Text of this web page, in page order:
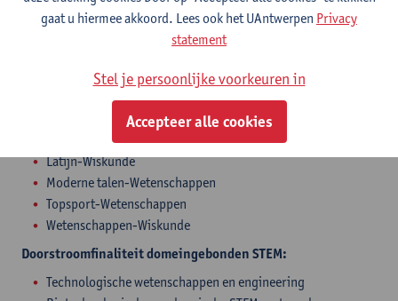
Deze opleidingen zijn de ideale vooropleidingen om industriële
wetenschappen aan de universiteit te studeren:
Doorstroomfinaliteit domeinoverschrijdend:
Economie-Wiskunde
Grieks-Wiskunde
Latijn-Wetenschappen
Latijn-Wiskunde
Moderne talen-Wetenschappen
Topsport-Wetenschappen
Wetenschappen-Wiskunde
Doorstroomfinaliteit domeingebonden STEM:​
Technologische wetenschappen en engineering
gaat u hiermee akkoord. Lees ook het UAntwerpen Privacy
statement
Stel je persoonlijke voorkeuren in
Accepteer alle cookies